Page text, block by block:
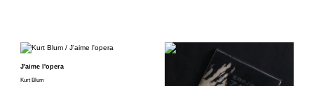
J'aime l'opera
Kurt Blum